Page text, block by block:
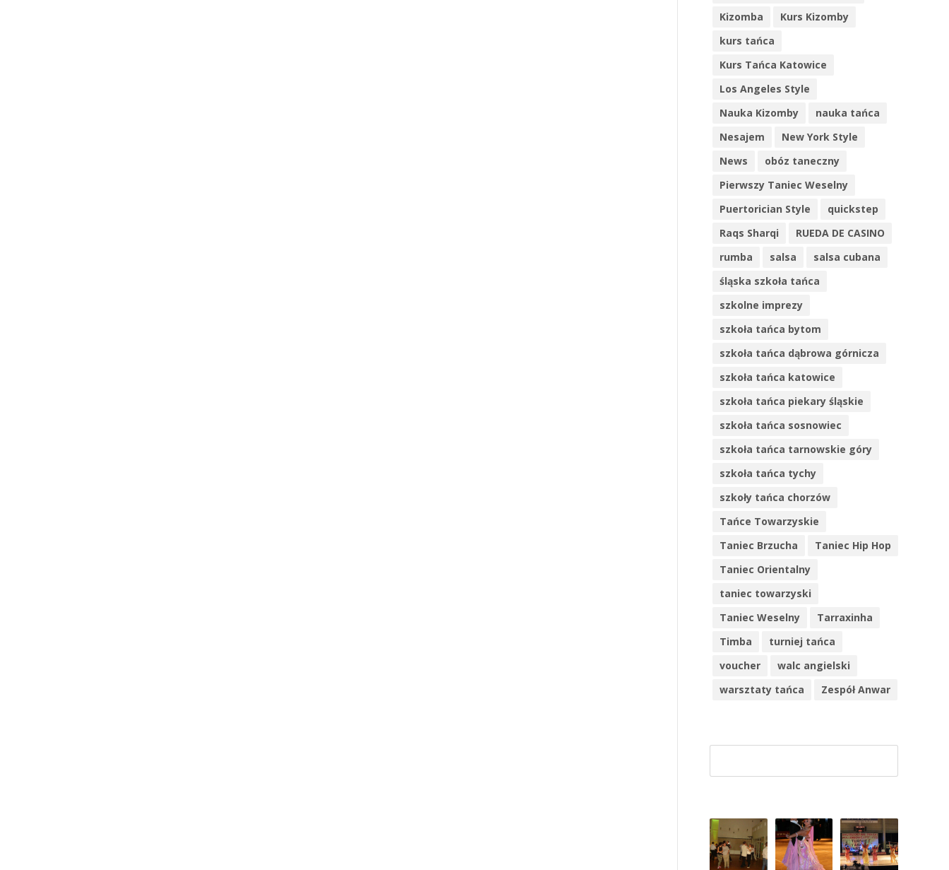
Kizomba
Kurs Kizomby
kurs tańca
Kurs Tańca Katowice
Los Angeles Style
Nauka Kizomby
nauka tańca
Nesajem
New York Style
News
obóz taneczny
Pierwszy Taniec Weselny
Puertorician Style
quickstep
Raqs Sharqi
RUEDA DE CASINO
rumba
salsa
salsa cubana
śląska szkoła tańca
szkolne imprezy
szkoła tańca bytom
szkoła tańca dąbrowa górnicza
szkoła tańca katowice
szkoła tańca piekary śląskie
szkoła tańca sosnowiec
szkoła tańca tarnowskie góry
szkoła tańca tychy
szkoły tańca chorzów
Tańce Towarzyskie
Taniec Brzucha
Taniec Hip Hop
Taniec Orientalny
taniec towarzyski
Taniec Weselny
Tarraxinha
Timba
turniej tańca
voucher
walc angielski
warsztaty tańca
Zespół Anwar